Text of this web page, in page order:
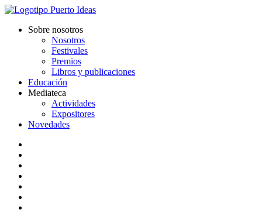
Sobre nosotros
Nosotros
Festivales
Premios
Libros y publicaciones
Educación
Mediateca
Actividades
Expositores
Novedades